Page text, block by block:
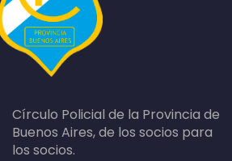
Círculo Policial de la Provincia de
Buenos Aires, de los socios para
los socios.